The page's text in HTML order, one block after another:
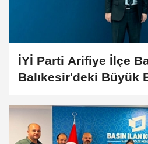
İYİ Parti Arifiye İlçe
Balıkesir'deki Büyük
İçin Ulaşım ve Katılım